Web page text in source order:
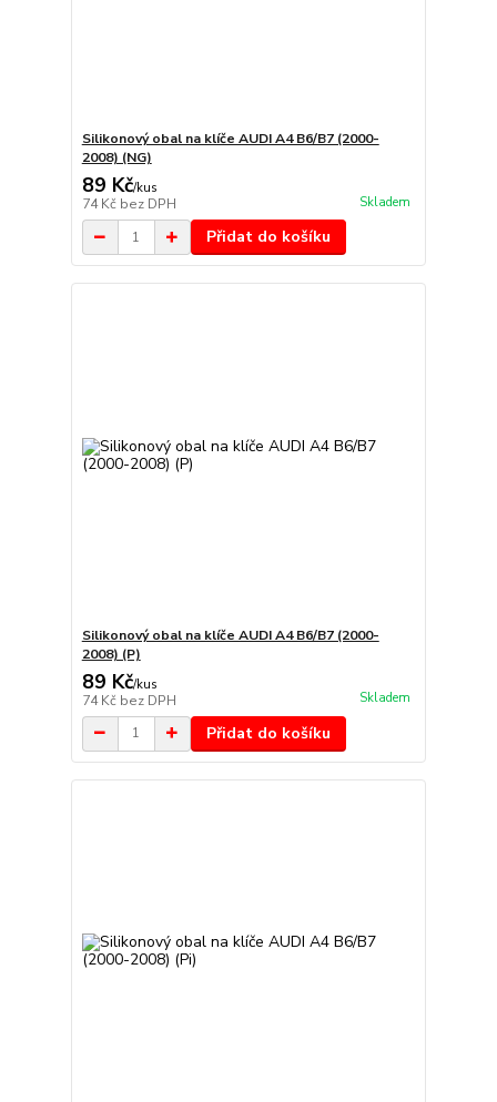
Silikonový obal na klíče AUDI A4 B6/B7 (2000-
2008) (NG)
89 Kč/kus
74 Kč bez DPH Skladem
Přidat do košíku
Silikonový obal na klíče AUDI A4 B6/B7 (2000-
2008) (P)
89 Kč/kus
74 Kč bez DPH Skladem
Přidat do košíku